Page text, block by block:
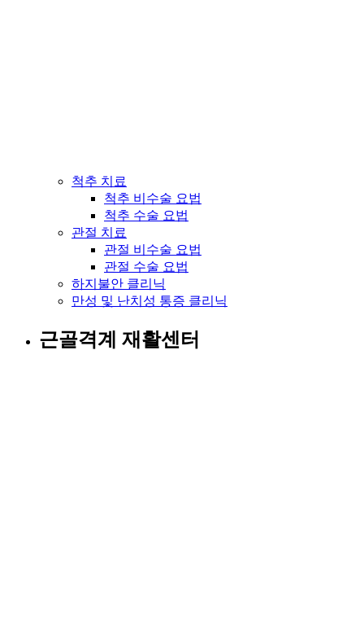
척추 치료
척추 비수술 요법
척추 수술 요법
관절 치료
관절 비수술 요법
관절 수술 요법
하지불안 클리닉
만성 및 난치성 통증 클리닉
근골격계 재활센터